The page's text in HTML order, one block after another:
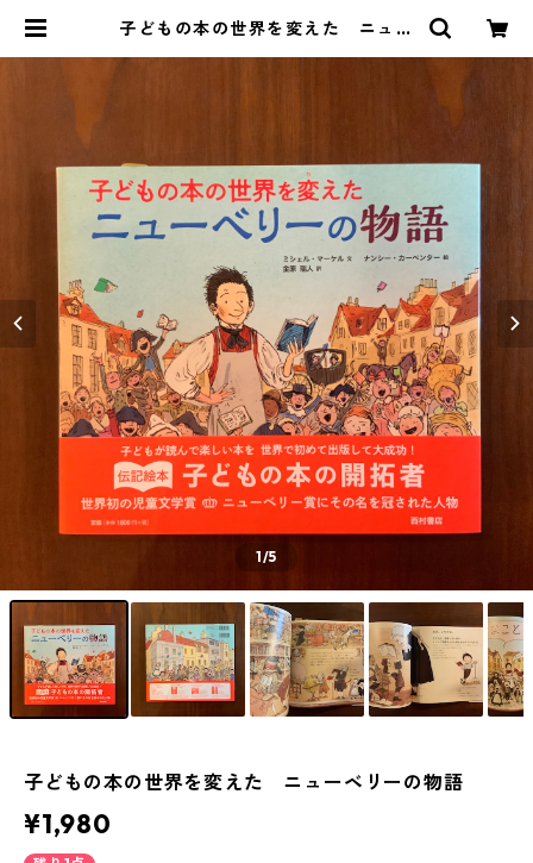
子どもの本の世界を変えた ニュー
1/5
子どもの本の世界を変えた ニューベリーの物語
¥1,980